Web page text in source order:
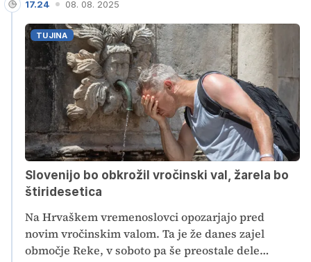
naprej klical na 113. Moški tudi po večkratnih
opozorilih, izdanem plačilnem nalogu in žaljenju
policistov ni odnehal, zato so ga pridržali.
TUJINA
17.24 08. 08. 2025
Slovenijo bo obkrožil vročinski val, žarela bo
štiridesetica
Na Hrvaškem vremenoslovci opozarjajo pred
novim vročinskim valom. Ta je že danes zajel
območje Reke, v soboto pa še preostale dele